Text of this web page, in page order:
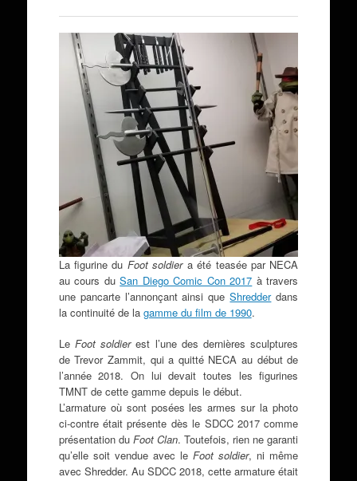
La figurine du Foot soldier a été teasée par NECA
au cours duSan Diego Comic Con 2017 à travers
une pancarte l’annonçant ainsi queShredderdans
la continuité de la gamme du film de 1990.
Le Foot soldierest l’une des dernières sculptures
de Trevor Zammit, qui a quitté NECA au début de
l’année 2018. On lui devait toutes les figurines
TMNT de cette gamme depuis le début.
L’armature où sont posées les armes sur la photo
ci-contre était présente dès le SDCC 2017 comme
présentation du Foot Clan. Toutefois, rien ne garanti
qu’elle soit vendue avec leFoot soldier, ni même
avec Shredder. Au SDCC 2018, cette armature était